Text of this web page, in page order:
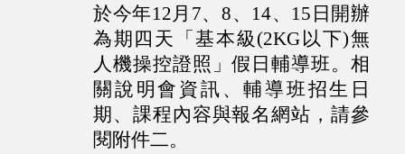
於今年12月7、8、14、15日開辦
為期四天「基本級(2KG以下)無
人機操控證照」假日輔導班。相
關說明會資訊、輔導班招生日
期、課程內容與報名網站，請參
閱附件二。